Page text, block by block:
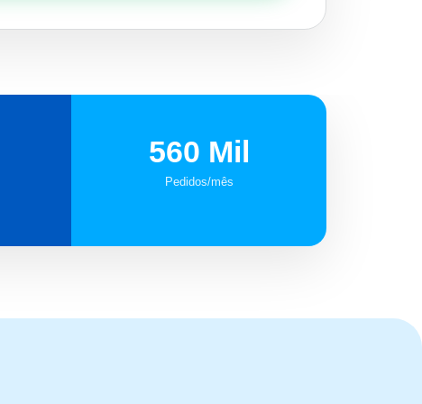
560 Mil
Pedidos/mês